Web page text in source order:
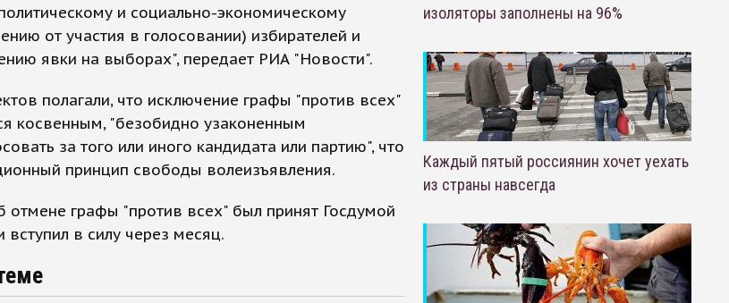
и социально-экономическому
от участия в голосовании) избирателей и
явки на выборах", передает РИА "Новости".
полагали, что исключение графы "против всех"
косвенным, "безобидно узаконенным
за того или иного кандидата или партию", что
принцип свободы волеизъявления.
отмене графы "против всех" был принят Госдумой
вступил в силу через месяц.
изоляторы заполнены на 96%
Каждый пятый россиянин хочет уехать
из страны навсегда